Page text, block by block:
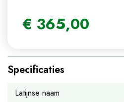
€ 365,00
Specificaties
Latijnse naam